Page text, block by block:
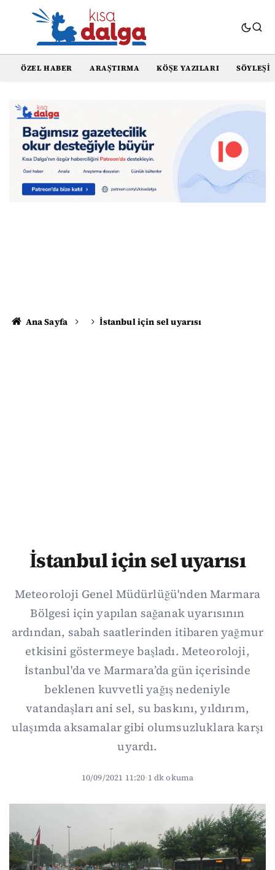
ÖZEL HABER ARAŞTIRMA KÖŞE YAZILARI SÖYLEŞI
Ana Sayfa İstanbul için sel uyarısı
İstanbul için sel uyarısı
Meteoroloji Genel Müdürlüğü'nden Marmara
Bölgesi için yapılan sağanak uyarısının
ardından, sabah saatlerinden itibaren yağmur
etkisini göstermeye başladı. Meteoroloji,
İstanbul'da ve Marmara’da gün içerisinde
beklenen kuvvetli yağış nedeniyle
vatandaşları ani sel, su baskını, yıldırım,
ulaşımda aksamalar gibi olumsuzluklara karşı
uyardı.
10/09/2021 11:20·1 dk okuma